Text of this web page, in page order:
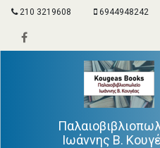
210 3219608 6944948242
Ιωάννης Β.